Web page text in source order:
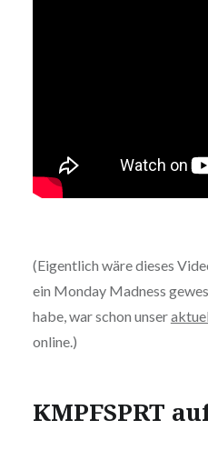
(Eigentlich wäre dieses
ein Monday Madness
habe, war schon unser
online.)
KMPFSPRT